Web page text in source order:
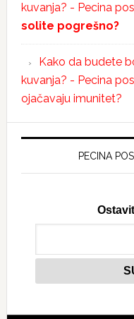
kuvanja? - Pecina
solite pogrešno?
Kako da budete
kuvanja? - Pecina
ojačavaju imunitet?
PECINA